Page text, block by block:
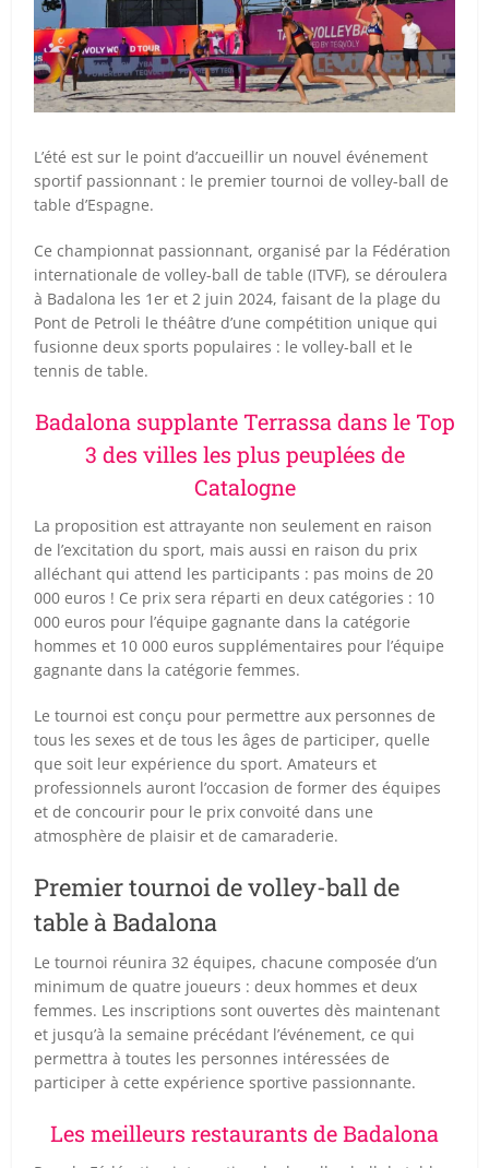
L’été est sur le point d’accueillir un nouvel événement
sportif passionnant : le premier tournoi de volley-ball de
table d’Espagne.
Ce championnat passionnant, organisé par la Fédération
internationale de volley-ball de table (ITVF), se déroulera
à Badalona les 1er et 2 juin 2024, faisant de la plage du
Pont de Petroli le théâtre d’une compétition unique qui
fusionne deux sports populaires : le volley-ball et le
tennis de table.
Badalona supplante Terrassa dans le Top
3 des villes les plus peuplées de
Catalogne
La proposition est attrayante non seulement en raison
de l’excitation du sport, mais aussi en raison du prix
alléchant qui attend les participants : pas moins de 20
000 euros ! Ce prix sera réparti en deux catégories : 10
000 euros pour l’équipe gagnante dans la catégorie
hommes et 10 000 euros supplémentaires pour l’équipe
gagnante dans la catégorie femmes.
Le tournoi est conçu pour permettre aux personnes de
tous les sexes et de tous les âges de participer, quelle
que soit leur expérience du sport. Amateurs et
professionnels auront l’occasion de former des équipes
et de concourir pour le prix convoité dans une
atmosphère de plaisir et de camaraderie.
Premier tournoi de volley-ball de
table à Badalona
Le tournoi réunira 32 équipes, chacune composée d’un
minimum de quatre joueurs : deux hommes et deux
femmes. Les inscriptions sont ouvertes dès maintenant
et jusqu’à la semaine précédant l’événement, ce qui
permettra à toutes les personnes intéressées de
participer à cette expérience sportive passionnante.
Les meilleurs restaurants de Badalona